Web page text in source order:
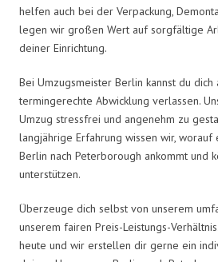
helfen auch bei der Verpackung,
legen wir großen Wert auf sorgfältige
deiner Einrichtung.
Bei Umzugsmeister Berlin kannst du
termingerechte Abwicklung verlassen.
Umzug stressfrei und angenehm zu
langjährige Erfahrung wissen wir,
Berlin nach Peterborough ankommt und
unterstützen.
Überzeuge dich selbst von unserem
unserem fairen Preis-Leistungs-
heute und wir erstellen dir gerne ein